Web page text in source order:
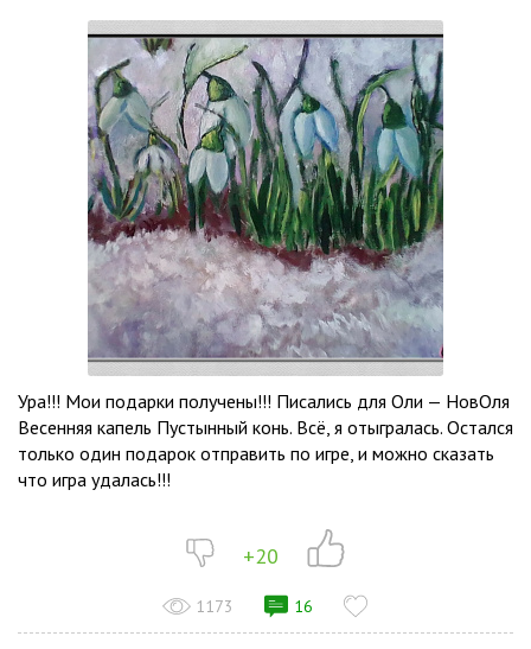
Ура!!! Мои подарки получены!!! Писались для Оли — НовОля
Весенняя капель Пустынный конь. Всё, я отыгралась. Остался
только один подарок отправить по игре, и можно сказать
что игра удалась!!!
+20
1173 16